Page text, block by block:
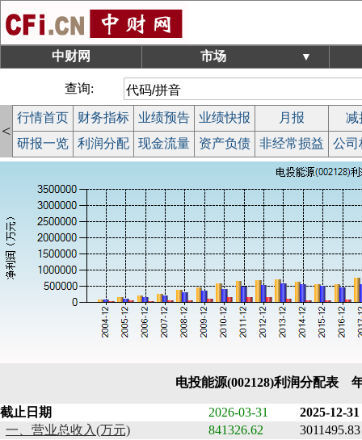
中财网 市场 ▼
查询:
<
行情首页 财务指标 业绩预告 业绩快报 月报
减
研报一览
利润分配 现金流量 资产负债 非经常损益 公司
电投能源(002128)利润分配表
截止日期 2026-03-31
2025-12-31
一、营业总收入(万元)
841326.62
3011495.83